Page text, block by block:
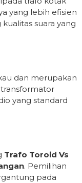
yang lebih efisien
suara yang
dan merupakan
yang standard
Trafo Toroid Vs
. Pemilihan
pada